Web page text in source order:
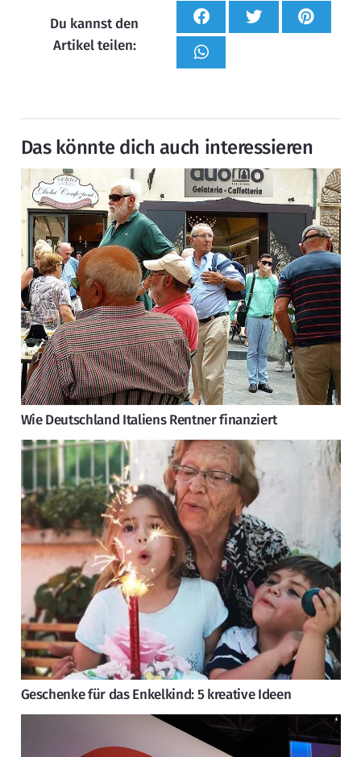
Du kannst den
Artikel teilen:
Das könnte dich auch interessieren
Wie Deutschland Italiens Rentner finanziert
Geschenke für das Enkelkind: 5 kreative Ideen